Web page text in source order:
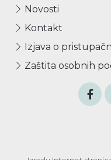
Novosti
Kontakt
Izjava o
Zaštita osobnih